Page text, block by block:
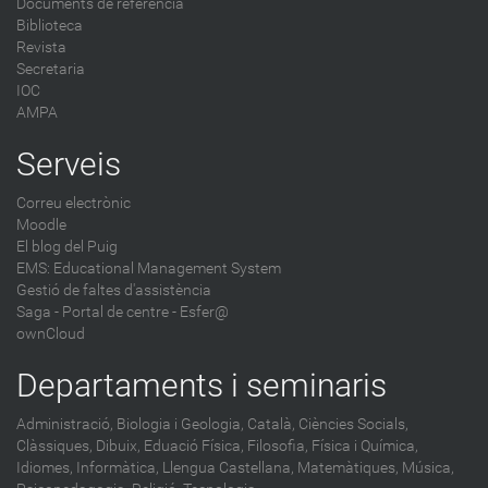
Biblioteca
Revista
Secretaria
IOC
AMPA
Serveis
Correu electrònic
Moodle
El blog del Puig
EMS: Educational Management System
Gestió de faltes d'assistència
Saga - Portal de centre - Esfer@
ownCloud
Departaments i seminaris
Administració, Biologia i Geologia, Català, Ciències Socials,
Clàssiques, Dibuix, Eduació Física, Filosofia, Física i Química,
Idiomes, Informàtica, Llengua Castellana, Matemàtiques, Música,